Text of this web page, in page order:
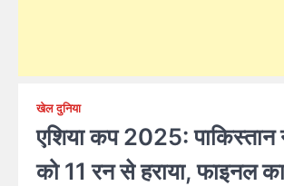
खेल दुनिया
एशिया कप 2025: पाकिस्तान
को 11 रन से हराया, फाइनल